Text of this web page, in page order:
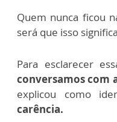
Quem nunca ficou
será que isso significa
Para esclarecer
conversamos com
explicou como
carência.